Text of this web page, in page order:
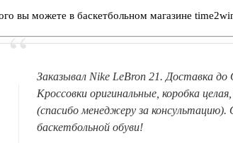
вы можете в баскетбольном магазине
“
Заказывал Nike LeBron 21. Доставка до
Кроссовки оригинальные, коробка
(спасибо менеджеру за консультацию).
баскетбольной обуви!